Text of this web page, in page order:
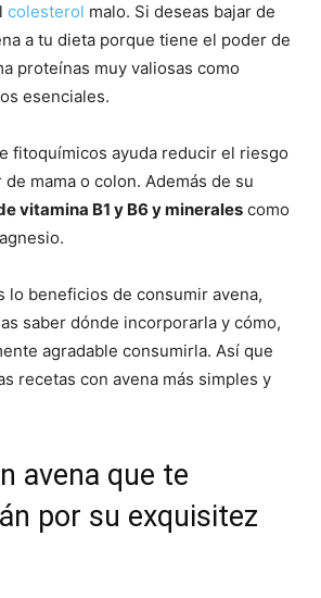
colesterol malo. Si deseas bajar de
a tu dieta porque tiene el poder de
proteínas muy valiosas como
esenciales.
fitoquímicos ayuda reducir el riesgo
mama o colon. Además de su
vitamina B1 y B6 y minerales como
lo beneficios de consumir avena,
saber dónde incorporarla y cómo,
agradable consumirla. Así que
recetas con avena más simples y
avena que te
por su exquisitez